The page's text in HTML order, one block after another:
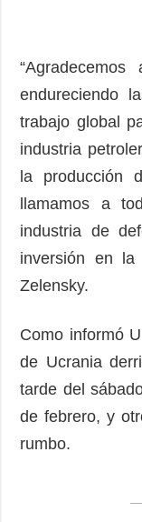
endureciendo
trabajo global
industria
la producción
llamamos a
industria de
inversión en la
Zelensky.
Como informó
de Ucrania
tarde del
de febrero, y
rumbo.